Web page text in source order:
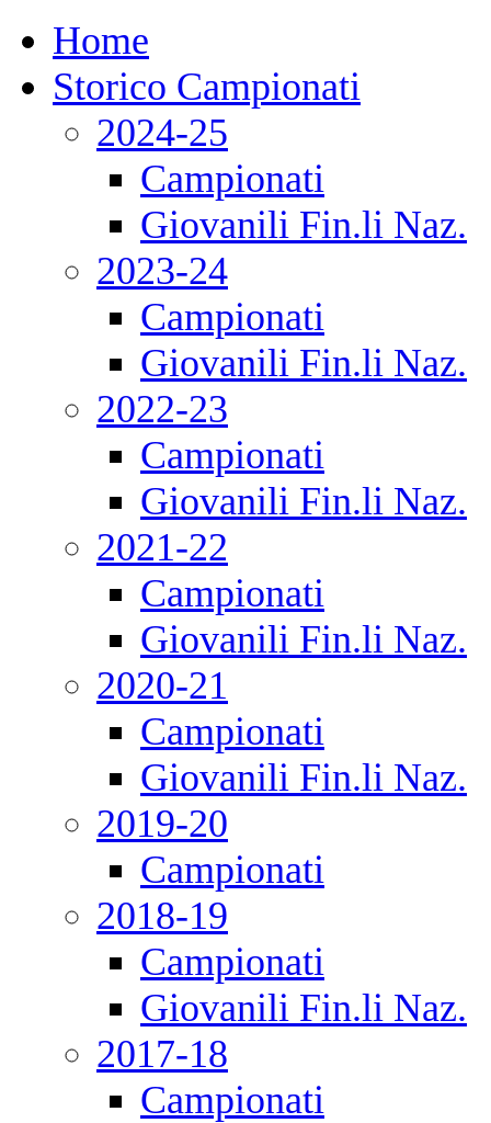
Home
Storico Campionati
2024-25
Campionati
Giovanili Fin.li Naz.
2023-24
Campionati
Giovanili Fin.li Naz.
2022-23
Campionati
Giovanili Fin.li Naz.
2021-22
Campionati
Giovanili Fin.li Naz.
2020-21
Campionati
Giovanili Fin.li Naz.
2019-20
Campionati
2018-19
Campionati
Giovanili Fin.li Naz.
2017-18
Campionati